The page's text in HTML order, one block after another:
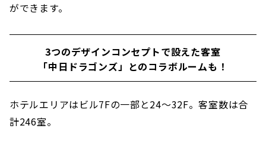
ができます。
3つのデザインコンセプトで設えた客室
「中日ドラゴンズ」とのコラボルームも！
ホテルエリアはビル7Fの一部と24～32F。客室数は合
計246室。